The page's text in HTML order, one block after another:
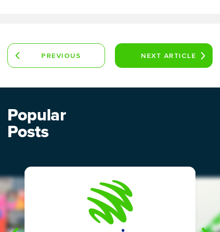
PREVIOUS
NEXT ARTICLE
Popular
Posts